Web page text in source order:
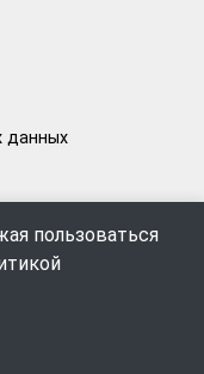
данных
пользоваться